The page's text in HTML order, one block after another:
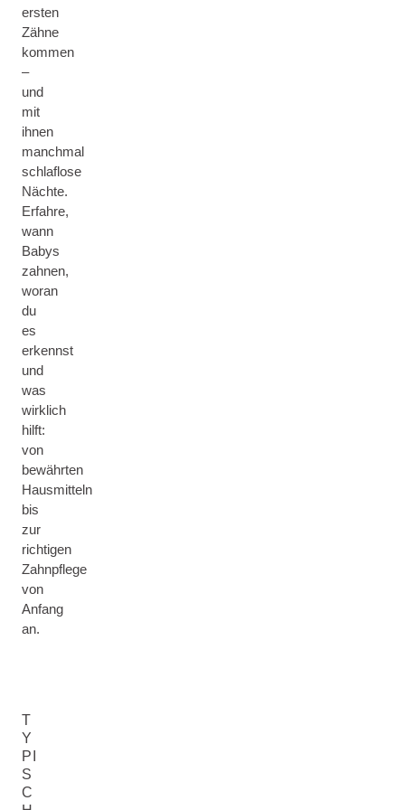
ersten
Zähne
kommen
–
und
mit
ihnen
manchmal
schlaflose
Nächte.
Erfahre,
wann
Babys
zahnen,
woran
du
es
erkennst
und
was
wirklich
hilft:
von
bewährten
Hausmitteln
bis
zur
richtigen
Zahnpflege
von
Anfang
an.
T
Y
PI
S
C